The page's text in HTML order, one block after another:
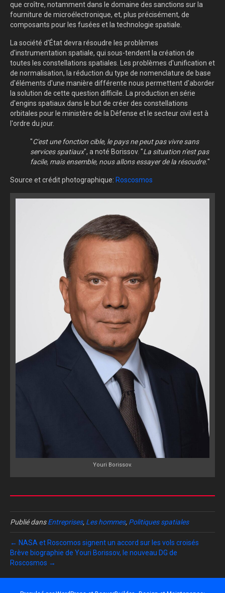
que croître, notamment dans le domaine des sanctions sur la
fourniture de microélectronique, et, plus précisément, de
composants pour les fusées et la technologie spatiale.
La société d'État devra résoudre les problèmes
d'instrumentation spatiale, qui sous-tendent la création de
toutes les constellations spatiales. Les problèmes d'unification et
de normalisation, la réduction du type de nomenclature de base
d'éléments d'une manière différente nous permettent d'aborder
la solution de cette question difficile. La production en série
d'engins spatiaux dans le but de créer des constellations
orbitales pour le ministère de la Défense et le secteur civil est à
l'ordre du jour.
"C'est une fonction cible, le pays ne peut pas vivre sans
services spatiaux", a noté Borissov. "La situation n'est pas
facile, mais ensemble, nous allons essayer de la résoudre."
Source et crédit photographique: Roscosmos
Youri Borissov.
Publié dansEntreprises, Les hommes, Politiques spatiales
← NASA et Roscomos signent un accord sur les vols croisés
Brève biographie de Youri Borissov, le nouveau DG de
Roscosmos →